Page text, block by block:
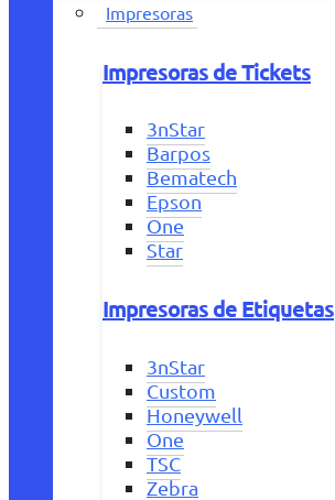
Impresoras
Impresoras de Tickets
3nStar
Barpos
Bematech
Epson
One
Star
Impresoras de Etiquetas
3nStar
Custom
Honeywell
One
TSC
Zebra